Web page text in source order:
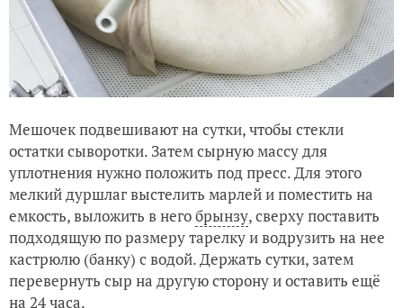
Мешочек подвешивают на сутки, чтобы стекли
остатки сыворотки. Затем сырную массу для
уплотнения нужно положить под пресс. Для этого
мелкий дуршлаг выстелить марлей и поместить на
емкость, выложить в негобрынзу, сверху поставить
подходящую по размеру тарелку и водрузить на нее
кастрюлю (банку) с водой. Держать сутки, затем
перевернуть сыр на другую сторону и оставить ещё
на 24 часа.